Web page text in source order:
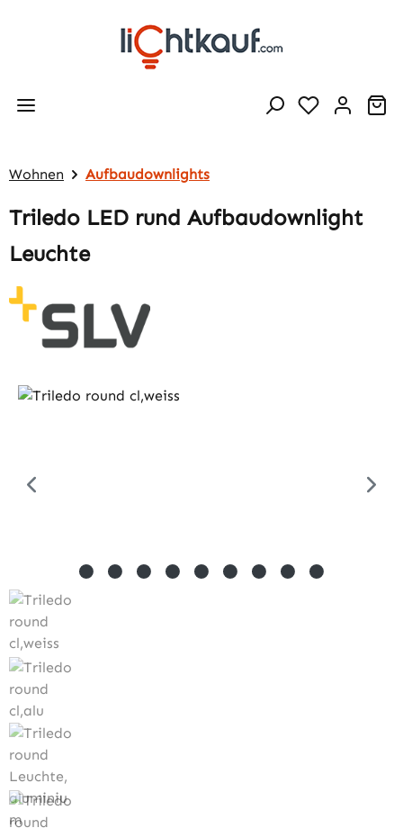
Zum Hauptinhalt springen
Wohnen Aufbaudownlights
Triledo LED rund Aufbaudownlight
Leuchte
Bildergalerie überspringen